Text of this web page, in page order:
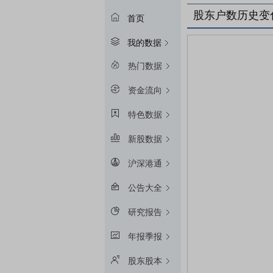
首页
我的数据
热门数据
资金流向
特色数据
新股数据
沪深港通
公告大全
研究报告
年报季报
股东股本
股东户数历史